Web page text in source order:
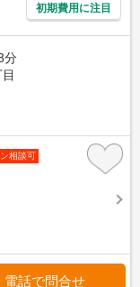
初期費用に注目
分
相談可
電話で問合せ